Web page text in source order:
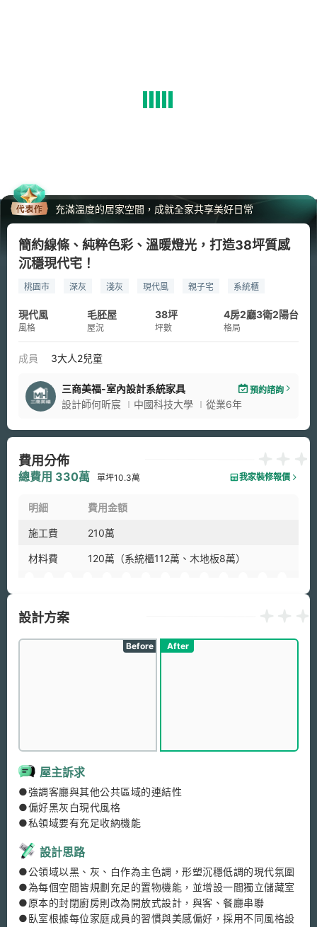
充滿溫度的居家空間，成就全家共享美好日常
簡約線條、純粹色彩、溫暖燈光，打造38坪質感
沉穩現代宅！
桃園市 深灰 淺灰 現代風 親子宅
系統櫃
現代風
風格
毛胚屋
屋況
38坪
坪數
4房2廳3衛2陽台
格局
成員 3大人2兒童
三商美福-室內設計系統家具 預約諮詢
設計師何昕宸 中國科技大學 從業6年
費用分佈
總費用 330萬 單坪10.3萬 我家裝修報價
明細 費用金額
施工費 210萬
材料費 120萬（系統櫃112萬、木地板8萬）
設計方案
Before After
屋主訴求
●強調客廳與其他公共區域的連結性
●偏好黑灰白現代風格
●私領域要有充足收納機能
設計思路
●公領域以黑、灰、白作為主色調，形塑沉穩低調的現代氛圍
●為每個空間皆規劃充足的置物機能，並增設一間獨立儲藏室
●原本的封閉廚房則改為開放式設計，與客、餐廳串聯
●臥室根據每位家庭成員的習慣與美感偏好，採用不同風格設